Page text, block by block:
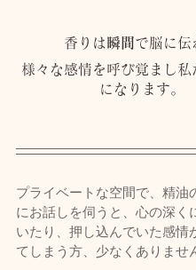
香りは 瞬間で脳に伝
様々な感情を呼び覚まし私
になります。
プライベートな空間で、精油
にお話しを伺うと、心の深く
いたり、押し込んでいた感情
てしまう方、少なくありませ